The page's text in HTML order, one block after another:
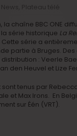
News
Plateau télé
la chaîne BBC ONE
série historique La
Cette série a
partie à Bruges.
: Veerle
den Heuvel et Lize
sont tenus par
et Max Irons. En
sur Één (VRT).